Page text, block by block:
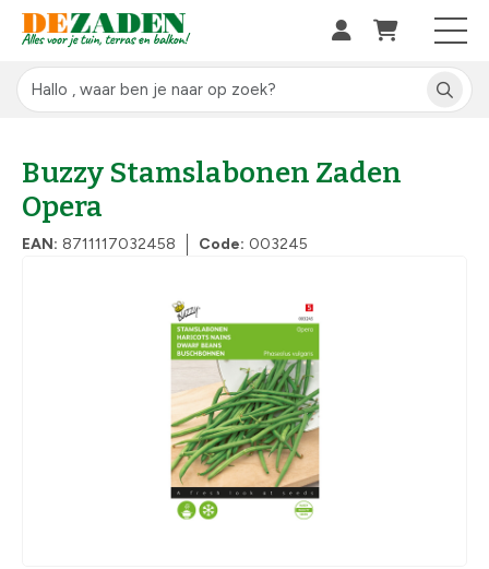
Buzzy Stamslabonen Zaden
Opera
EAN: 8711117032458 Code: 003245